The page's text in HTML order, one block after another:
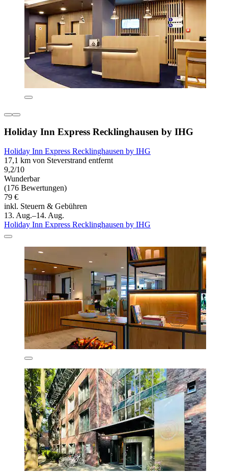
Holiday Inn Express Recklinghausen by IHG
Holiday Inn Express Recklinghausen by IHG
17,1 km von Steverstrand entfernt
9,2/10
Wunderbar
(176 Bewertungen)
79 €
inkl. Steuern & Gebühren
13. Aug.–14. Aug.
Holiday Inn Express Recklinghausen by IHG